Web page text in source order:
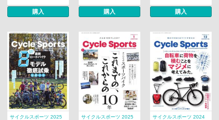
購入 購入 購入
サイクルスポーツ 2025
サイクルスポーツ 2025
サイクルスポーツ 2024